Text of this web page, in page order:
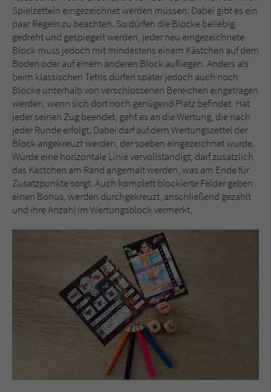
Spielzetteln eingezeichnet werden müssen. Dabei gibt es ein
paar Regeln zu beachten. So dürfen die Blöcke beliebig
gedreht und gespiegelt werden, jeder neu eingezeichnete
Block muss jedoch mit mindestens einem Kästchen auf dem
Boden oder auf einem anderen Block aufliegen. Anders als
beim klassischen Tetris dürfen später jedoch auch noch
Blöcke unterhalb von verschlossenen Bereichen eingetragen
werden, wenn sich dort noch genügend Platz befindet. Hat
jeder seinen Zug beendet, geht es an die Wertung, die nach
jeder Runde erfolgt. Dabei darf auf dem Wertungszettel der
Block angekreuzt werden, der soeben eingezeichnet wurde.
Wurde eine horizontale Linie vervollständigt, darf zusätzlich
das Kästchen am Rand angemalt werden, was am Ende für
Zusatzpunkte sorgt. Auch komplett blockierte Felder geben
einen Bonus, werden durchgekreuzt, anschließend gezählt
und ihre Anzahl im Wertungsblock vermerkt.
Zweck
Dieses Cookie gewährleistet die
Kommunikation der Webseite mit dem
Benutzer. Es wird benötigt um z. B. den
Sicherheitscode des Kontaktformulars zu
überprüfen.